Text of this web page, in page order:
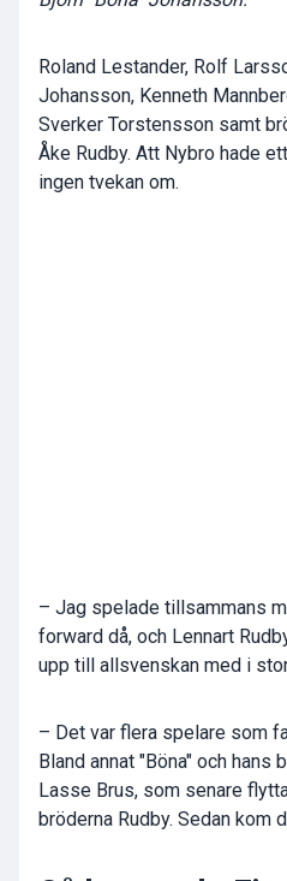
Roland Lestander, Rolf
Johansson, Kenneth
Sverker Torstensson samt
Åke Rudby. Att Nybro hade
ingen tvekan om.
– Jag spelade tillsammans
forward då, och Lennart
upp till allsvenskan med i
– Det var flera spelare som
Bland annat "Böna" och hans
Lasse Brus, som senare
bröderna Rudby. Sedan kom